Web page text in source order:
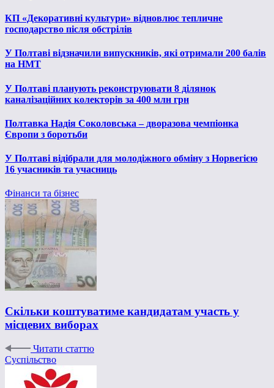
КП «Декоративні культури» відновлює тепличне
господарство після обстрілів
У Полтаві відзначили випускників, які отримали 200 балів
на НМТ
У Полтаві планують реконструювати 8 ділянок
каналізаційних колекторів за 400 млн грн
Полтавка Надія Соколовська – дворазова чемпіонка
Європи з боротьби
У Полтаві відібрали для молодіжного обміну з Норвегією
16 учасників та учасниць
Фінанси та бізнес
Скільки коштуватиме кандидатам участь у
місцевих виборах
Читати статтю
Суспільство